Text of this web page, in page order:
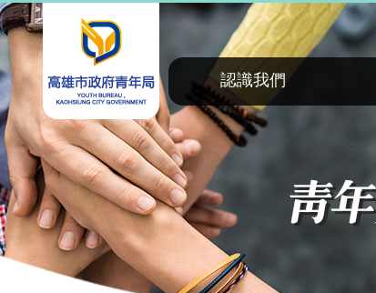
跳到主要內容區塊
認識我們